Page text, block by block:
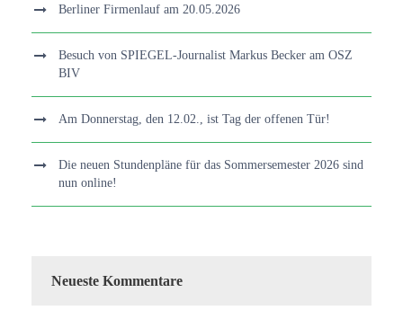
Berliner Firmenlauf am 20.05.2026
Besuch von SPIEGEL-Journalist Markus Becker am OSZ
BIV
Am Donnerstag, den 12.02., ist Tag der offenen Tür!
Die neuen Stundenpläne für das Sommersemester 2026 sind
nun online!
Neueste Kommentare